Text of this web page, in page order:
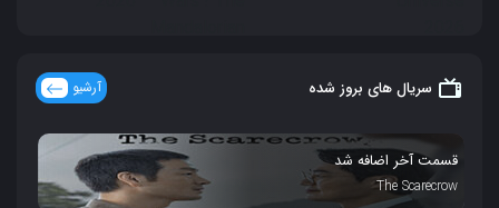
سریال های بروز شده آرشیو
قسمت آخر اضافه شد
The Scarecrow